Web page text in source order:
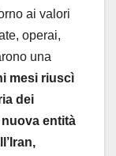
ai valori
operai,
una
mesi riuscì
dei
entità